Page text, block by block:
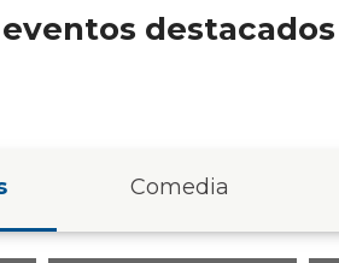
destacados
Comedia